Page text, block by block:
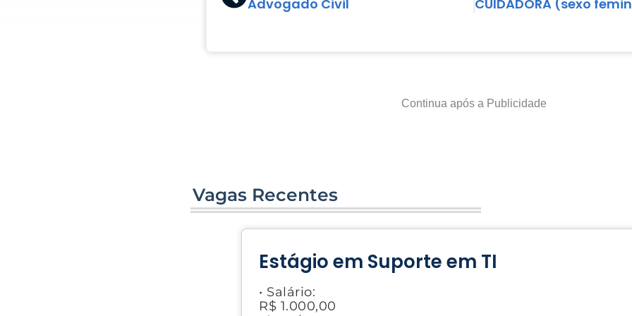
Advogado Civil
Continua após a Publicidade
Vagas Recentes
Estágio em Suporte em TI
• Salário:
R$ 1.000,00